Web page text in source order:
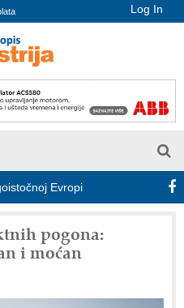
Log In
Evropi
pogona:
i moćan